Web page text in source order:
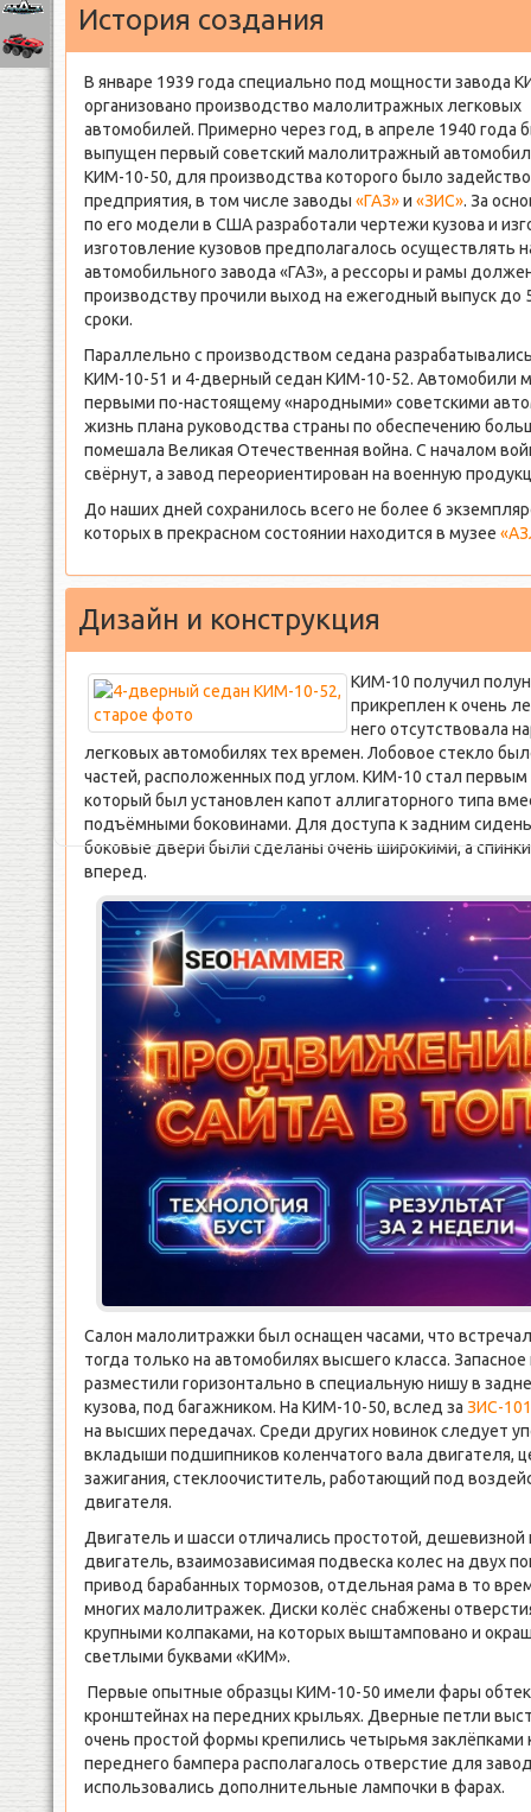
История создания
В январе 1939 года специально под мощности завода
организовано производство малолитражных легковых
автомобилей. Примерно через год, в апреле 1940 года
выпущен первый советский малолитражный
КИМ-10-50, для производства которого было
предприятия, в том числе заводы «ГАЗ»и «ЗИС». За
по его модели в США разработали чертежи кузова и
изготовление кузовов предполагалось осуществлять
автомобильного завода «ГАЗ», а рессоры и рамы
производству прочили выход на ежегодный выпуск до
сроки.
Параллельно с производством седана
КИМ-10-51 и 4-дверный седан КИМ-10-52. Автомобили
первыми по-настоящему «народными» советскими
жизнь плана руководства страны по обеспечению
помешала Великая Отечественная война. С началом
свёрнут, а завод переориентирован на военную
До наших дней сохранилось всего не более 6
которых в прекрасном состоянии находится в музее
Дизайн и конструкция
КИМ-10 получил
прикреплен к очень
него отсутствовала
легковых автомобилях тех времен. Лобовое стекло
частей, расположенных под углом. КИМ-10 стал
который был установлен капот аллигаторного типа
подъёмными боковинами. Для доступа к задним
боковые двери были сделаны очень широкими, а
вперед.
Салон малолитражки был оснащен часами, что
тогда только на автомобилях высшего класса. Запасное
разместили горизонтально в специальную нишу в
кузова, под багажником. На КИМ-10-50, вслед за ЗИС-101
на высших передачах. Среди других новинок следует
вкладыши подшипников коленчатого вала двигателя,
зажигания, стеклоочиститель, работающий под
двигателя.
Двигатель и шасси отличались простотой,
двигатель, взаимозависимая подвеска колес на двух
привод барабанных тормозов, отдельная рама в то
многих малолитражек. Диски колёс снабжены
крупными колпаками, на которых выштамповано и
светлыми буквами «КИМ».
Первые опытные образцы КИМ-10-50 имели фары
кронштейнах на передних крыльях. Дверные петли
очень простой формы крепились четырьмя заклёпками
переднего бампера располагалось отверстие для
использовались дополнительные лампочки в фарах.